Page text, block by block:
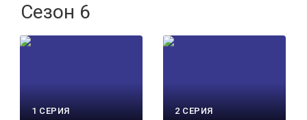
Сезон 6
1 СЕРИЯ 2 СЕРИЯ